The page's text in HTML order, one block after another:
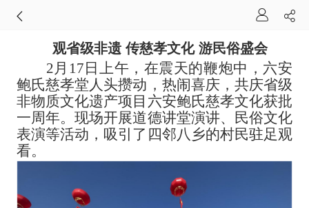
观省级非遗 传慈孝文化 游民俗盛会
2月17日上午，在震天的鞭炮中，六安
鲍氏慈孝堂人头攒动，热闹喜庆，共庆省级
非物质文化遗产项目六安鲍氏慈孝文化获批
一周年。现场开展道德讲堂演讲、民俗文化
表演等活动，吸引了四邻八乡的村民驻足观
看。